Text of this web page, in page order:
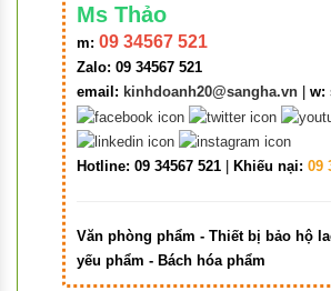
Ms Thảo
m: 09 34567 521
Zalo: 09 34567 521
email: kinhdoanh20@sangha.vn w:
Hotline: 09 34567 521 Khiếu nại: 09
Văn phòng phẩm - Thiết bị bảo hộ
yếu phẩm - Bách hóa phẩm